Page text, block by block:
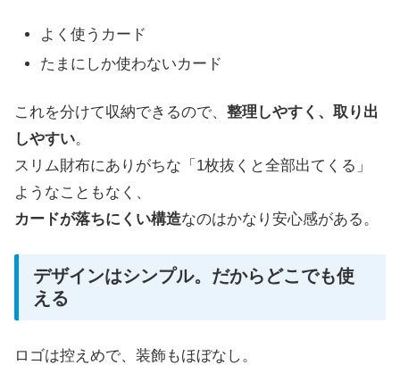
よく使うカード
たまにしか使わないカード
これを分けて収納できるので、 整理しやすく、取り出
しやすい。
スリム財布にありがちな「1枚抜くと全部出てくる」
ようなこともなく、
カードが落ちにくい構造なのはかなり安心感がある。
デザインはシンプル。だからどこでも使
える
ロゴは控えめで、装飾もほぼなし。